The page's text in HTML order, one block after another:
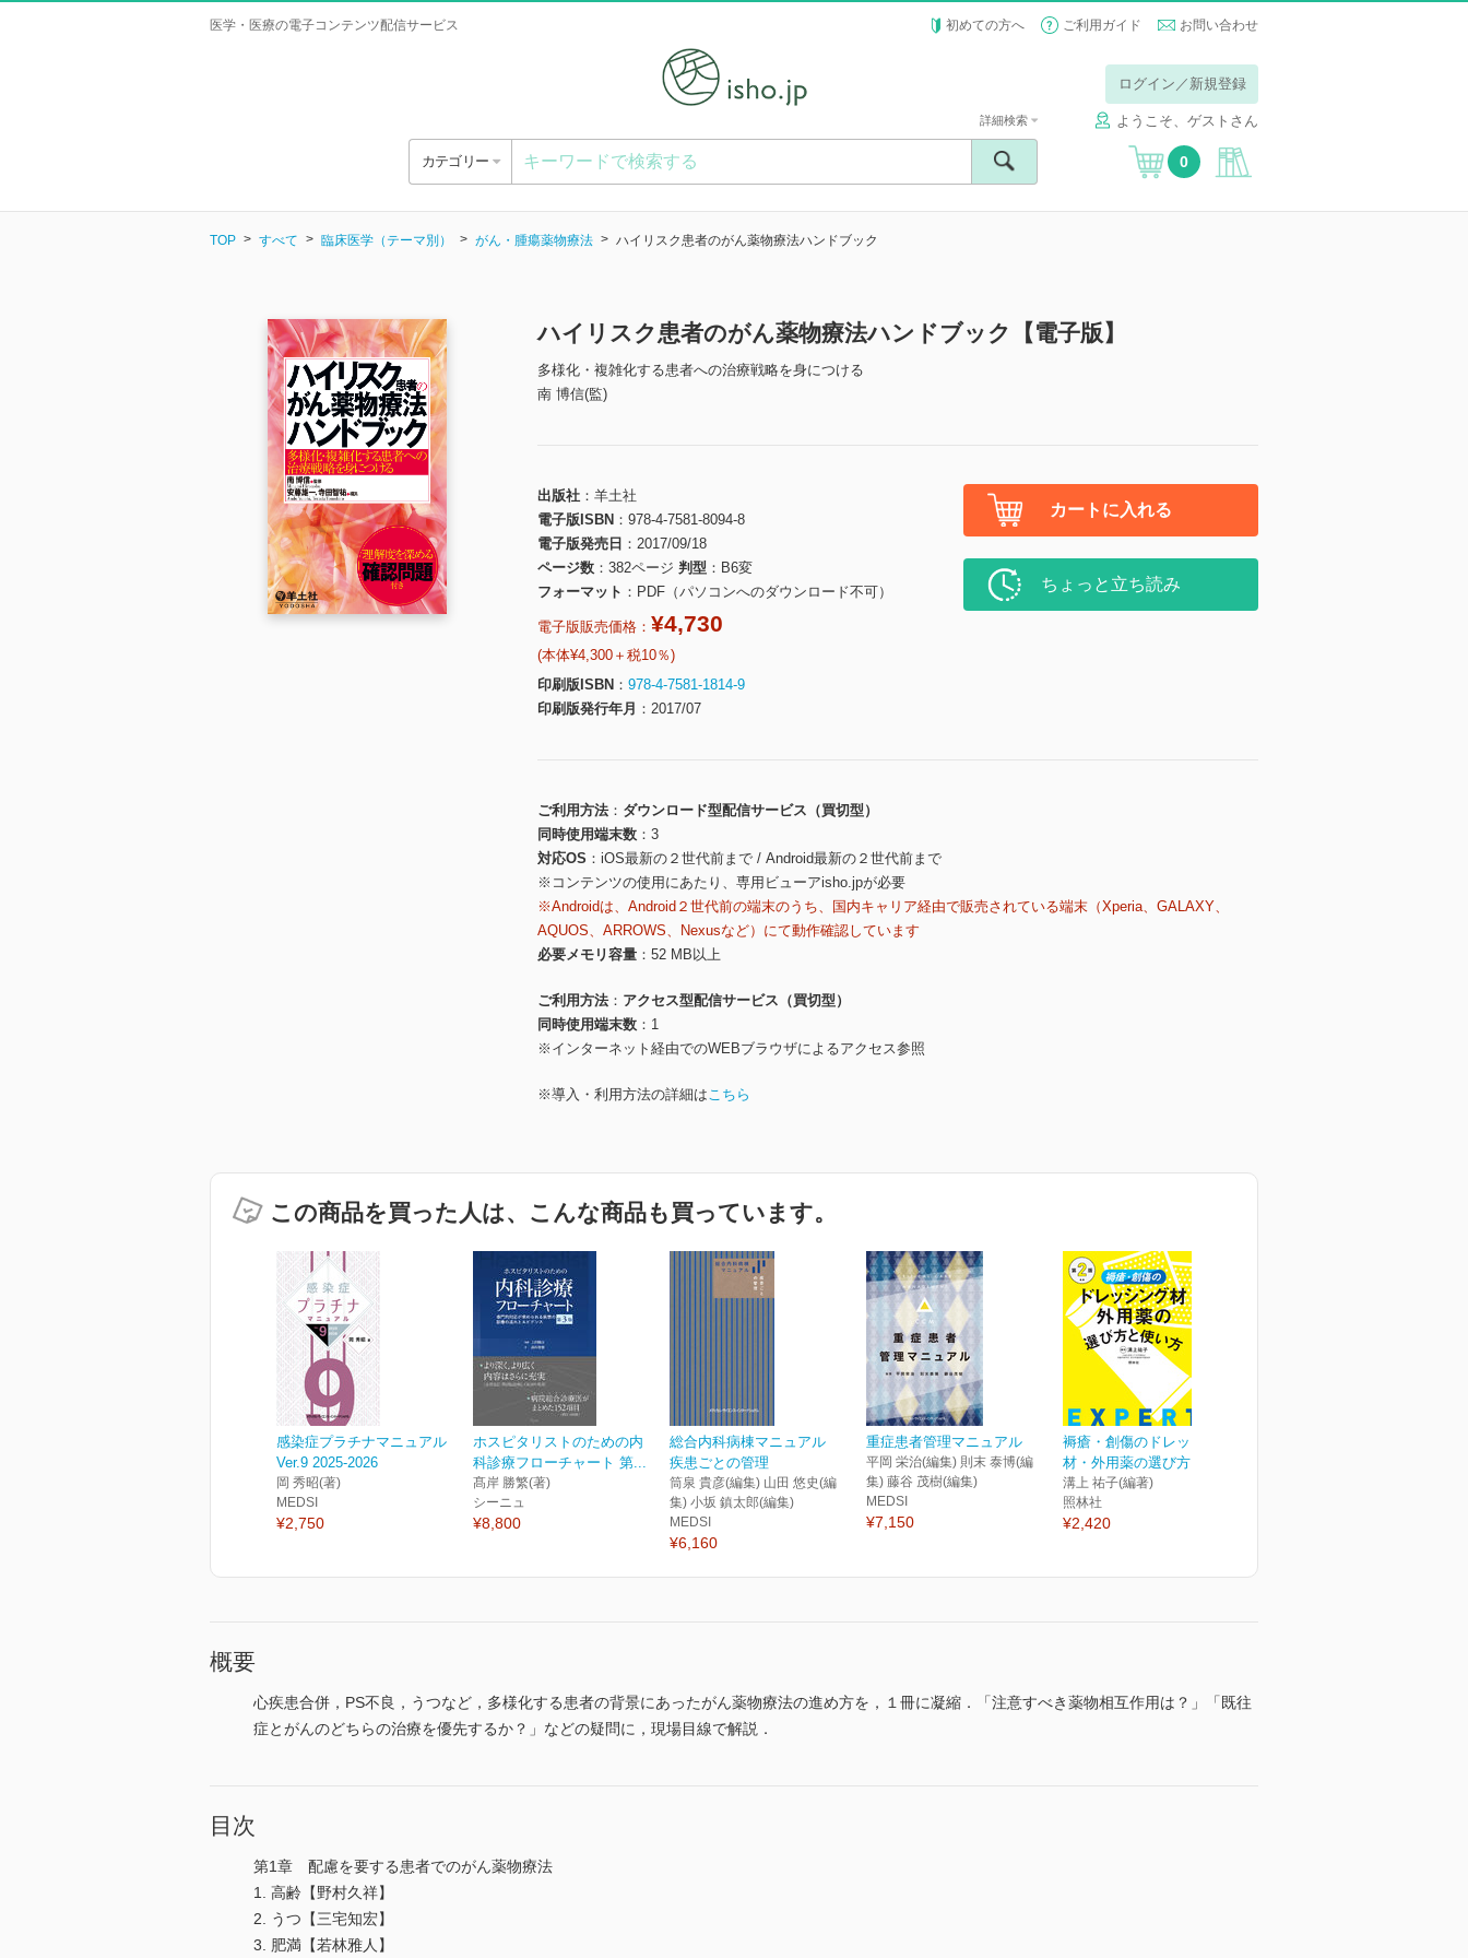
医学・医療の電子コンテンツ配信サービス 初めての方へ ご利用ガイド お問い合わせ
ログイン／新規登録
ようこそ、ゲストさん
カテゴリー
詳細検索
0
TOP すべて 臨床医学（テーマ別） がん・腫瘍薬物療法 ハイリスク患者のがん薬物療法ハンドブック
ハイリスク患者のがん薬物療法ハンドブック【電子版】
多様化・複雑化する患者への治療戦略を身につける
南 博信(監)
出版社
羊土社
電子版ISBN
978-4-7581-8094-8
電子版発売日
2017/09/18
ページ数
382ページ 判型
B6変
フォーマット
PDF（パソコンへのダウンロード不可）
電子版販売価格： ¥4,730
(本体¥4,300＋税10％)
印刷版ISBN
978-4-7581-1814-9
印刷版発行年月
2017/07
カートに入れる
ちょっと立ち読み
ご利用方法
ダウンロード型配信サービス（買切型）
同時使用端末数
3
対応OS
iOS最新の２世代前まで / Android最新の２世代前まで
※コンテンツの使用にあたり、専用ビューアisho.jpが必要
※Androidは、Android２世代前の端末のうち、国内キャリア経由で販売されている端末（Xperia、GALAXY、
AQUOS、ARROWS、Nexusなど）にて動作確認しています
必要メモリ容量
52 MB以上
ご利用方法
アクセス型配信サービス（買切型）
同時使用端末数
1
※インターネット経由でのWEBブラウザによるアクセス参照
※導入・利用方法の詳細はこちら
この商品を買った人は、こんな商品も買っています。
感染症プラチナマニュアル
Ver.9 2025-2026
岡 秀昭(著)
MEDSI
¥2,750
ホスピタリストのための内
科診療フローチャート 第...
髙岸 勝繁(著)
シーニュ
¥8,800
総合内科病棟マニュアル
疾患ごとの管理
筒泉 貴彦(編集) 山田 悠史(編
集) 小坂 鎮太郎(編集)
MEDSI
¥6,160
重症患者管理マニュアル
平岡 栄治(編集) 則末 泰博(編
集) 藤谷 茂樹(編集)
MEDSI
¥7,150
褥瘡・創傷のドレッシング
材・外用薬の選び方と使...
溝上 祐子(編著)
照林社
¥2,420
概要
心疾患合併，PS不良，うつなど，多様化する患者の背景にあったがん薬物療法の進め方を，１冊に凝縮．「注意すべき薬物相互作用は？」「既往
症とがんのどちらの治療を優先するか？」などの疑問に，現場目線で解説．
目次
第1章 配慮を要する患者でのがん薬物療法
1. 高齢【野村久祥】
2. うつ【三宅知宏】
3. 肥満【若林雅人】